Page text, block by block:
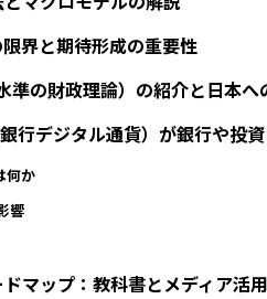
界と期待形成の重要性
準の財政理論）の紹介と日本へ
行デジタル通貨）が銀行や投
何か
響
マップ：教科書とメディア活